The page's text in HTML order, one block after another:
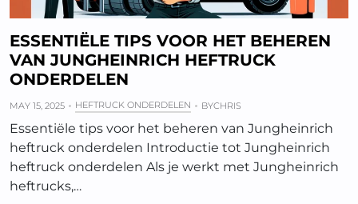
ESSENTIËLE TIPS VOOR HET BEHEREN
VAN JUNGHEINRICH HEFTRUCK
ONDERDELEN
MAY 15, 2025 HEFTRUCK ONDERDELEN BYCHRIS
Essentiële tips voor het beheren van Jungheinrich
heftruck onderdelen Introductie tot Jungheinrich
heftruck onderdelen Als je werkt met Jungheinrich
heftrucks,…